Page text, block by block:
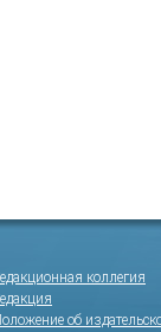
коллегия
об